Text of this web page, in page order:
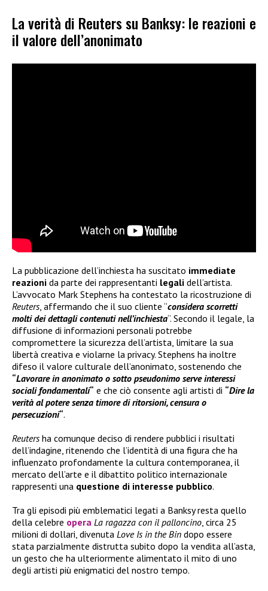
La verità di Reuters su Banksy: le reazioni e
il valore dell’anonimato
La pubblicazione dell’inchiesta ha suscitato immediate
reazioni da parte dei rappresentanti legali dell’artista.
L’avvocato Mark Stephens ha contestato la ricostruzione di
Reuters, affermando che il suo cliente “considera scorretti
molti dei dettagli contenuti nell’inchiesta“. Secondo il legale, la
diffusione di informazioni personali potrebbe
compromettere la sicurezza dell’artista, limitare la sua
libertà creativa e violarne la privacy. Stephens ha inoltre
difeso il valore culturale dell’anonimato, sostenendo che
“Lavorare in anonimato o sotto pseudonimo serve interessi
sociali fondamentali“ e che ciò consente agli artisti di “Dire la
verità al potere senza timore di ritorsioni, censura o
persecuzioni“.
Reutersha comunque deciso di rendere pubblici i risultati
dell’indagine, ritenendo che l’identità di una figura che ha
influenzato profondamente la cultura contemporanea, il
mercato dell’arte e il dibattito politico internazionale
rappresenti una questione di interesse pubblico.
Tra gli episodi più emblematici legati a Banksy resta quello
della celebre opera La ragazza con il palloncino, circa 25
milioni di dollari, divenuta Love Is in the Bin dopo essere
stata parzialmente distrutta subito dopo la vendita all’asta,
un gesto che ha ulteriormente alimentato il mito di uno
degli artisti più enigmatici del nostro tempo.